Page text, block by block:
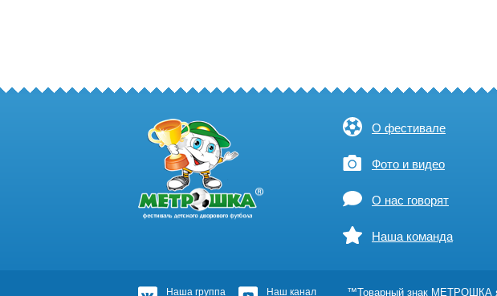
О фестивале
Фото и видео
О нас говорят
Наша команда
Наша группа Наш канал ™Товарный знак МЕТРОШКА